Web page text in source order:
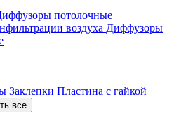
потолочные
воздуха Диффузоры
Заклепки Пластина с гайкой
все